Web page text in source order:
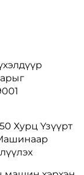
Хурц Үзүүрт